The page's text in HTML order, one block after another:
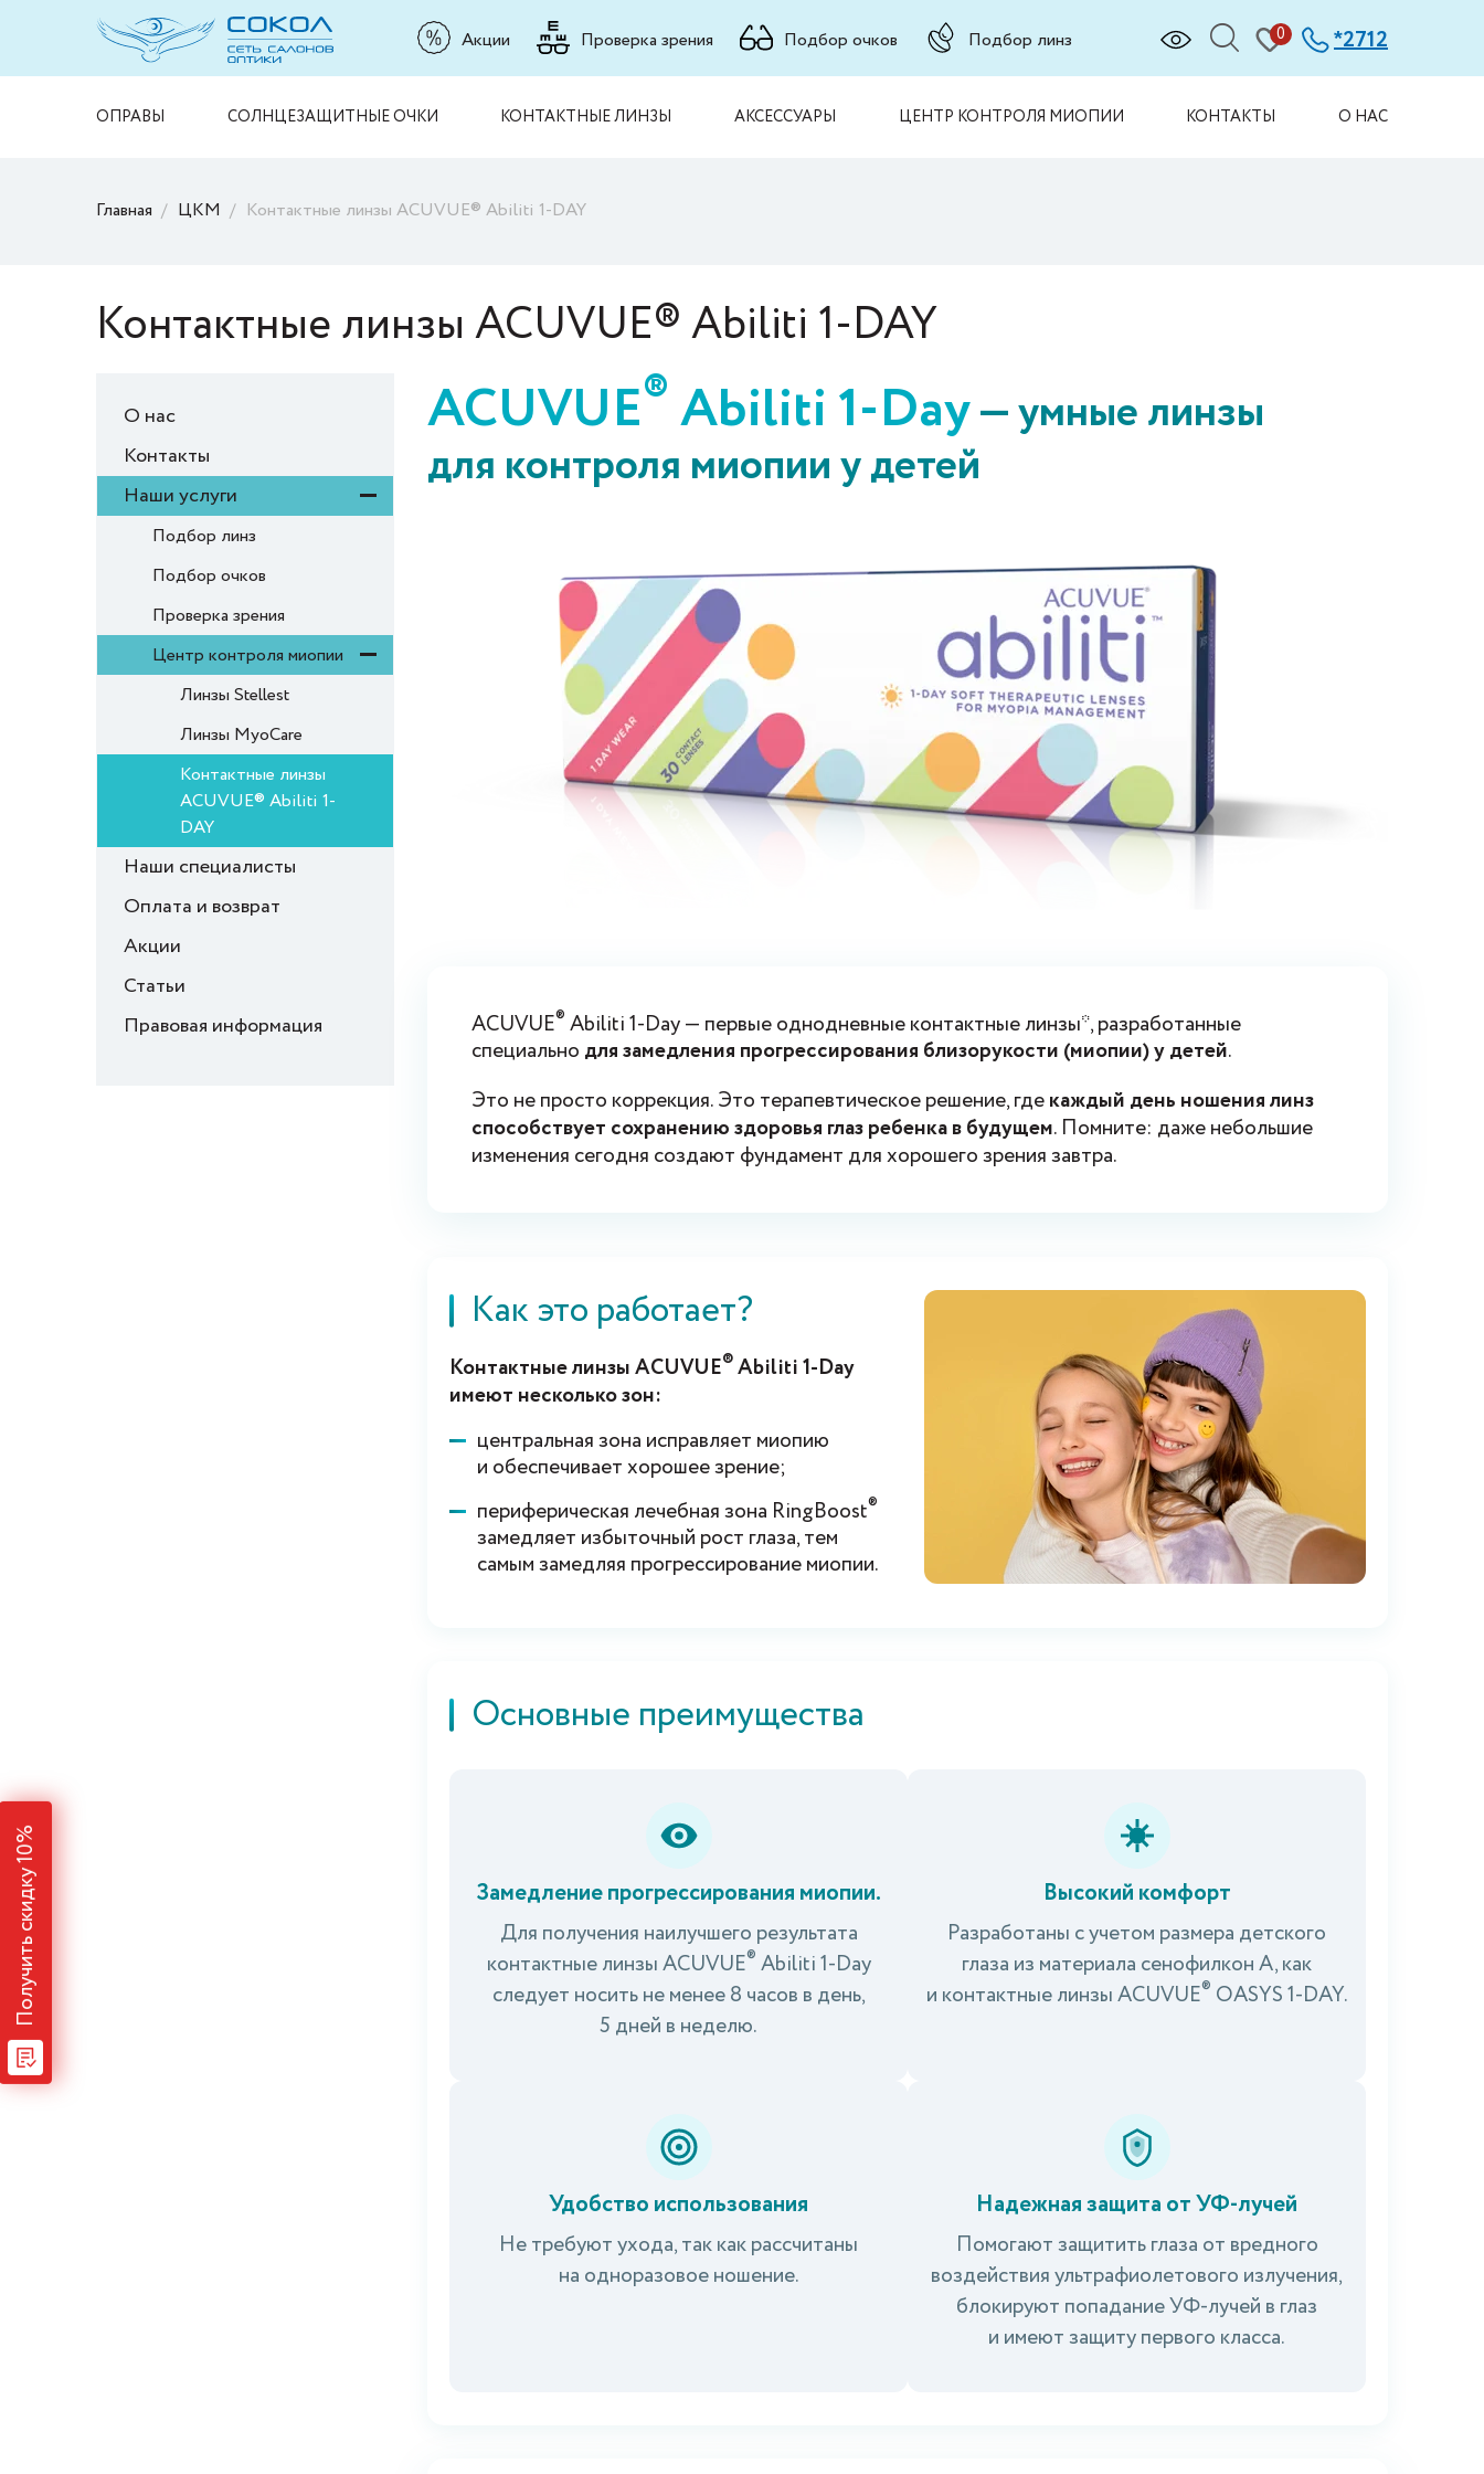
Акции Проверка зрения Подбор очков Подбор линз 0 *2712
ОПРАВЫ СОЛНЦЕЗАЩИТНЫЕ ОЧКИ КОНТАКТНЫЕ ЛИНЗЫ АКСЕССУАРЫ ЦЕНТР КОНТРОЛЯ МИОПИИ КОНТАКТЫ О НАС
Главная ЦКМ Контактные линзы ACUVUE® Abiliti 1-DAY
Контактные линзы ACUVUE® Abiliti 1-DAY
О нас
Контакты
Наши услуги
Подбор линз
Подбор очков
Проверка зрения
Центр контроля миопии
Линзы Stellest
Линзы MyoCare
Контактные линзы
ACUVUE® Abiliti 1-
DAY
Наши специалисты
Оплата и возврат
Акции
Статьи
Правовая информация
ACUVUE® Abiliti 1-Day— умные линзы
для контроля миопии у детей
ACUVUE® Abiliti 1-Day — первые однодневные контактные линзы*, разработанные
специально для замедления прогрессирования близорукости (миопии) у детей.
Это не просто коррекция. Это терапевтическое решение, гдекаждый день ношения линз
способствует сохранению здоровья глаз ребенка в будущем. Помните: даже небольшие
изменения сегодня создают фундамент для хорошего зрения завтра.
Как это работает?
Контактные линзы ACUVUE® Abiliti 1-Day
имеют несколько зон:
центральная зона исправляет миопию
и обеспечивает хорошее зрение;
периферическая лечебная зона RingBoost®
замедляет избыточный рост глаза, тем
самым замедляя прогрессирование миопии.
Основные преимущества
Замедление прогрессирования миопии.
Для получения наилучшего результата
контактные линзы ACUVUE® Abiliti 1-Day
следует носить не менее 8 часов в день,
5 дней в неделю.
Высокий комфорт
Разработаны с учетом размера детского
глаза из материала сенофилкон А, как
и контактные линзы ACUVUE® OASYS 1-DAY.
Удобство использования
Не требуют ухода, так как рассчитаны
на одноразовое ношение.
Надежная защита от УФ-лучей
Помогают защитить глаза от вредного
воздействия ультрафиолетового излучения,
блокируют попадание УФ-лучей в глаз
и имеют защиту первого класса.
Получить скидку 10%